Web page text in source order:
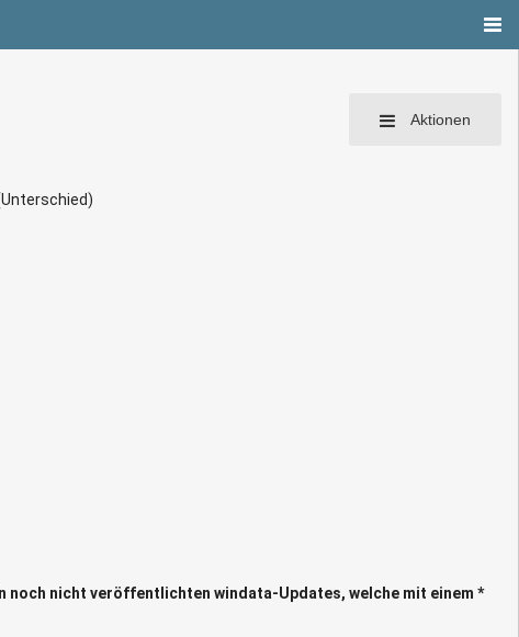
Aktionen
noch nicht veröffentlichten windata-Updates, welche mit einem *